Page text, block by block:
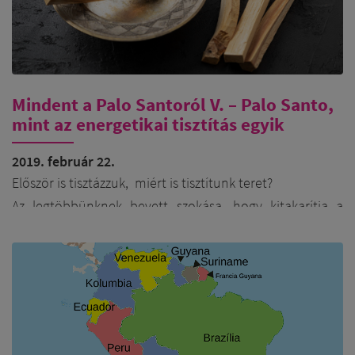
Mindent a Palo Santoról V. – Palo Santo,
mint az energetikai tisztítás egyik
alapkelléke
2019. február 22.
Először is tisztázzuk, miért is tisztítunk teret?
Az legtöbbünknek bevett szokása, hogy kitakarítja a
megdermedt légterű szobába, ahol épp túl vannak egy
heves vitán?
Az lassan már közismert és elfogadott tény, hogy
minden energia, és mindennek van egy energiatere,
embereknél ezt aurának hívjuk. Ugyan ezen az elven,
lakásunk, autónk, munkahelyünk, kedvenc ékszerünk is
rendelkezik egy ilyen finomenergetikai mezővel. Ennek